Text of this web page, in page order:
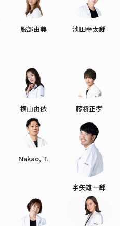
服部由美 池田幸太郎
横山由依 藤桥正孝
Nakao, T.
宇矢雄一郎